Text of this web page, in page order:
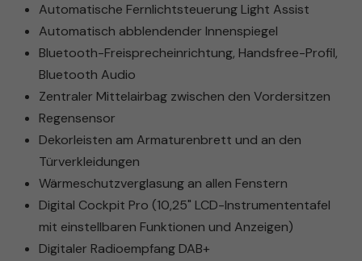
Automatische Fernlichtsteuerung Light Assist
Automatisch abblendender Innenspiegel
Bluetooth-Freisprecheinrichtung, Handsfree-Profil,
Bluetooth Audio
Zentraler Mittelairbag zwischen den Vordersitzen
Regensensor
Dekorleisten am Armaturenbrett und an den
Türverkleidungen
Wärmeschutzverglasung an allen Fenstern
Digital Cockpit Pro (10,25" LCD-Instrumententafel
mit einstellbaren Funktionen und Anzeigen)
Digitaler Radioempfang DAB+